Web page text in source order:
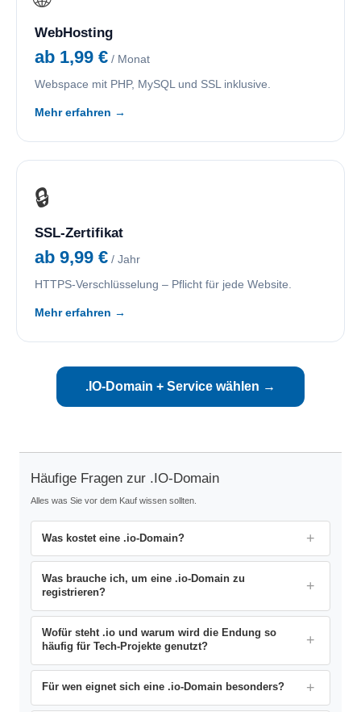
WebHosting
ab 1,99 € / Monat
Webspace mit PHP, MySQL und SSL inklusive.
Mehr erfahren →
🔒
SSL-Zertifikat
ab 9,99 € / Jahr
HTTPS-Verschlüsselung – Pflicht für jede Website.
Mehr erfahren →
.IO-Domain + Service wählen →
Häufige Fragen zur .IO-Domain
Alles was Sie vor dem Kauf wissen sollten.
Was kostet eine .io-Domain?
Was brauche ich, um eine .io-Domain zu
registrieren?
Wofür steht .io und warum wird die Endung so
häufig für Tech-Projekte genutzt?
Für wen eignet sich eine .io-Domain besonders?